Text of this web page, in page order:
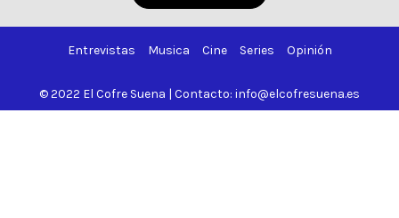
Entrevistas Musica Cine Series Opinión
© 2022 El Cofre Suena | Contacto: info@elcofresuena.es